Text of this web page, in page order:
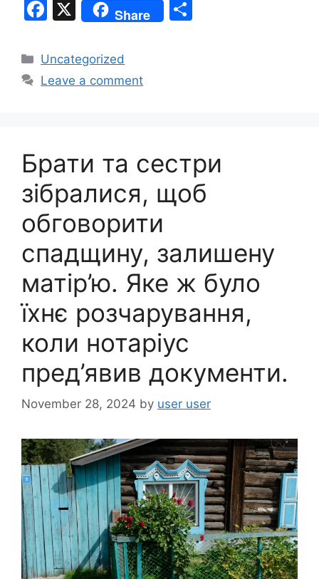
F
c
e
k
X Share
Categories
Uncategorized
Leave a comment
Брати та сестри
зібралися, щоб
обговорити
спадщину, залишену
матір’ю. Яке ж було
їхнє розчарування,
коли нотаріус
пред’явив документи.
November 28, 2024 by user user